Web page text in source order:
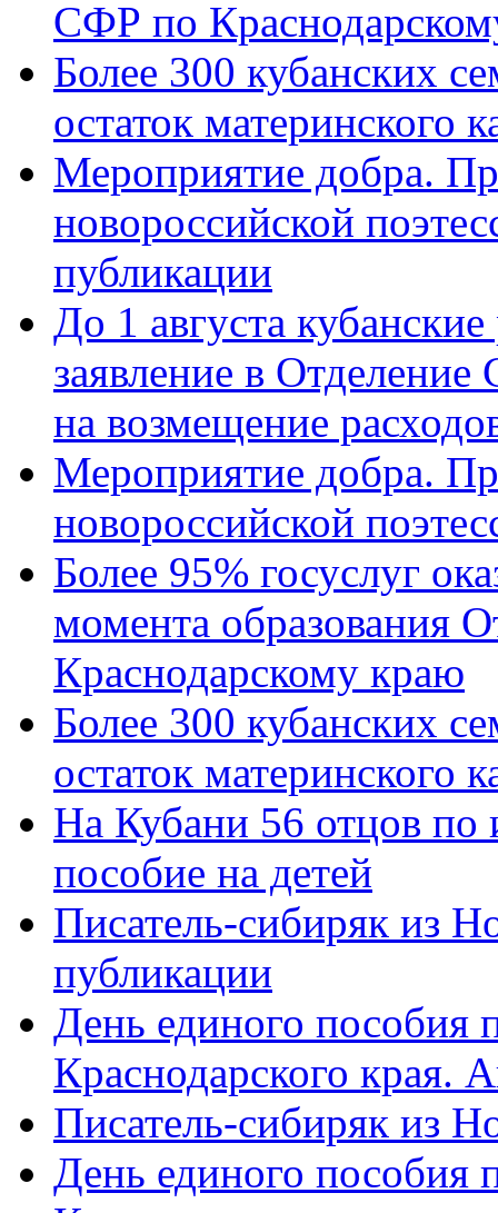
СФР по
Более 300 кубанских
остаток материнского
Мероприятие добра.
новороссийской
публикации
До 1 августа
заявление в
на возмещение
Мероприятие добра.
новороссийской
Более 95% госуслуг
момента образования
Краснодарскому краю
Более 300 кубанских
остаток материнского
На Кубани 56 отцов по
пособие на детей
Писатель-сибиряк из
публикации
День единого пособия
Краснодарского края.
Писатель-сибиряк из
День единого пособия